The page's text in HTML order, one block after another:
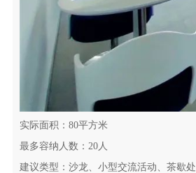
实际面积：80平方米
最多容纳人数：20人
建议类型：沙龙、小型交流活动、茶歇处